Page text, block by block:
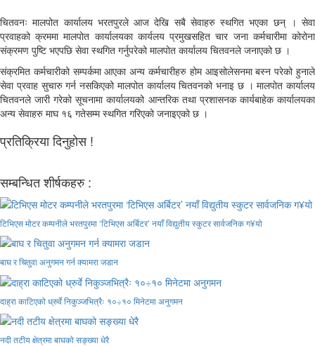
चितवनः मालपोत कार्यालय भरतपुरले आज देखि सबै सेवाहरु स्थगित भएका छन् । सेवा
प्रवाहको क्रममा मालपोत कार्यालयका कार्यलय प्रमुखसहित चार जना कर्मचारीमा कोरोना
संक्रमण पुष्टि भएपछि सेवा स्थगित गर्नुपरेको मालपोत कार्यालय चितवनले जनाएको छ ।
संक्रमित कर्मचारीको सम्पर्कमा आएका अन्य कर्मचारीहरु होम आइसोलेसनमा बस्न परेको हुनाले
सेवा प्रवाह सुचारु गर्न नसकिएको मालपोत कार्यालय चितवनको भनाइ छ । मालपोत कार्यालय
चितवनले जारी गरेको सूचनामा कार्यालयको आन्तरिक तथा प्रशासनक कार्यबाहेक कार्यालयका
अन्य सेवाहरु माघ १६ गतेसम्म स्थगित गरिएको जनाइएको छ ।
प्रतिक्रिया दिनुहोस !
सम्बन्धित शीर्षकहरु :
टिभिएस मोटर कम्पनीले भरतपुरमा ‘टिभिएस अर्बिटर’ नयाँ विद्युतीय स्कुटर सार्वजनिक ग¥यो
बाघ र चितुवा अनुगमन गर्न क्यामरा जडान
दाह्रा काटिएको ध्रुर्वे निकुञ्जभित्रैः १०÷१० मिनेटमा अनुगमन
नदी तटीय क्षेत्रमा बाघको सङ्ख्या धेरै